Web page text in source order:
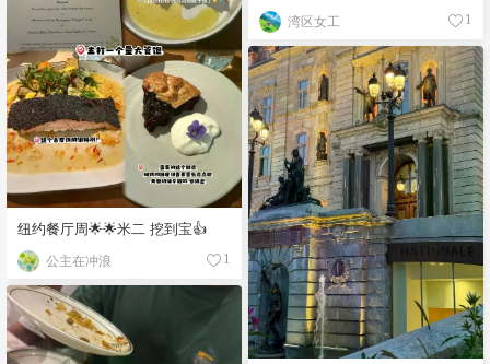
湾区女工 1
纽约餐厅周🌟🌟米二 挖到宝👍
公主在冲浪 1